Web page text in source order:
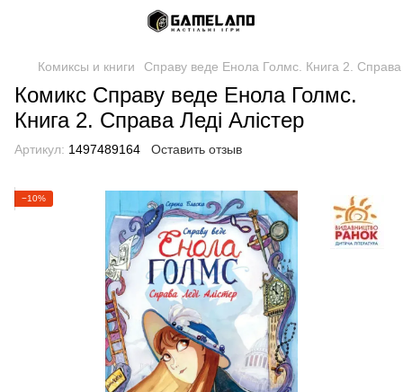
Комиксы и книги Справу веде Енола Голмс. Книга 2. Справа
Комикс Справу веде Енола Голмс.
Книга 2. Справа Леді Алістер
Артикул: 1497489164 Оставить отзыв
−10%